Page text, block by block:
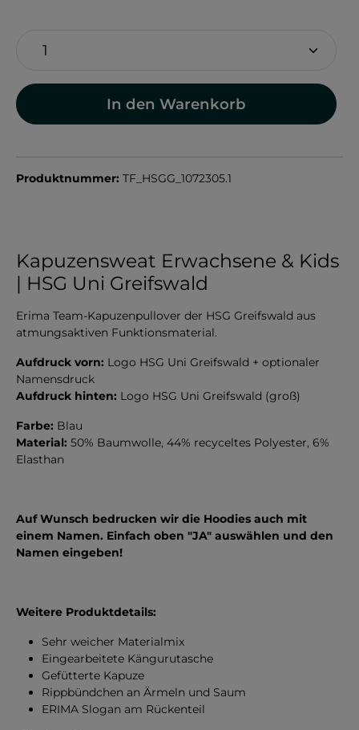
In den Warenkorb
Produktnummer: TF_HSGG_1072305.1
Kapuzensweat Erwachsene & Kids
| HSG Uni Greifswald
Erima Team-Kapuzenpullover der HSG Greifswald aus
atmungsaktiven Funktionsmaterial.
Aufdruck vorn: Logo HSG Uni Greifswald + optionaler
Namensdruck
Aufdruck hinten: Logo HSG Uni Greifswald (groß)
Farbe: Blau
Material: 50% Baumwolle, 44% recyceltes Polyester, 6%
Elasthan
Auf Wunsch bedrucken wir die Hoodies auch mit
einem Namen. Einfach oben "JA" auswählen und den
Namen eingeben!
Weitere Produktdetails:
Sehr weicher Materialmix
Eingearbeitete Kängurutasche
Gefütterte Kapuze
Rippbündchen an Ärmeln und Saum
ERIMA Slogan am Rückenteil